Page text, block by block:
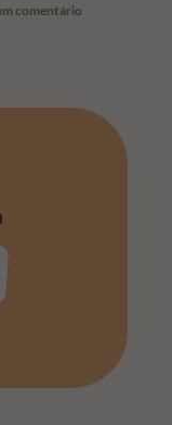
comentário